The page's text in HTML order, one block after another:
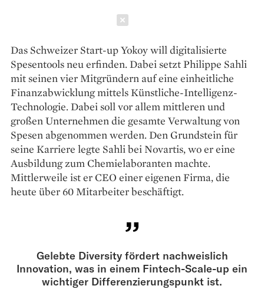
Das Schweizer Start-up Yokoy will digitalisierte
Spesentools neu erfinden. Dabei setzt Philippe Sahli
mit seinen vier Mitgründern auf eine einheitliche
Finanzabwicklung mittels Künstliche-Intelligenz-
Technologie. Dabei soll vor allem mittleren und
großen Unternehmen die gesamte Verwaltung von
Spesen abgenommen werden. Den Grundstein für
seine Karriere legte Sahli bei Novartis, wo er eine
Ausbildung zum Chemielaboranten machte.
Mittlerweile ist er CEO einer eigenen Firma, die
heute über 60 Mitarbeiter beschäftigt.
Gelebte Diversity fördert nachweislich
Innovation, was in einem Fintech-Scale-up ein
wichtiger Differenzierungspunkt ist.